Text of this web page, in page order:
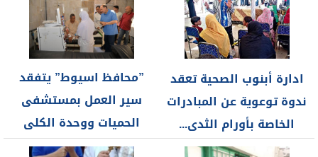
ادارة أبنوب الصحية تعقد
ندوة توعوية عن المبادرات
الخاصة بأورام الثدى...
”محافظ اسيوط” يتفقد
سير العمل بمستشفى
الحميات ووحدة الكلى
الصناعى بقرية...